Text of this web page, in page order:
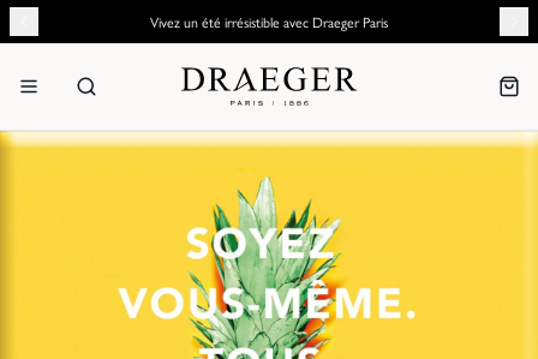
Vivez un été irrésistible avec Draeger Paris